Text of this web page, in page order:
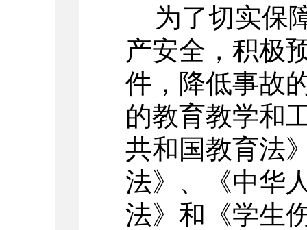
为了切实保
产安全，积极
件，降低事故
的教育教学和
共和国教育法
法》、《中华
法》和《学生